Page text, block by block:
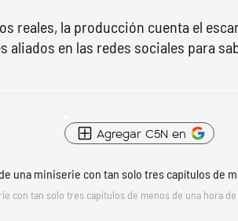
reales, la producción cuenta el
aliados en las redes sociales para
Agregar C5N en
con tan solo tres capítulos de menos de una hora